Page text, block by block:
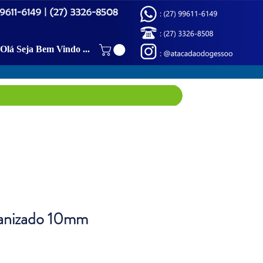
Olá Seja Bem Vindo (a)!
10mm